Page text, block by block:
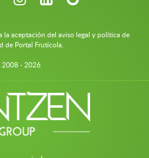
la aceptación del aviso legal y política de
de Portal Frutícola.
- 2026